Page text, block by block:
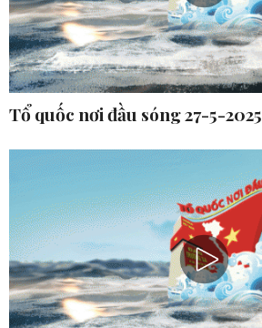
Tổ quốc nơi đầu sóng 27-5-2025